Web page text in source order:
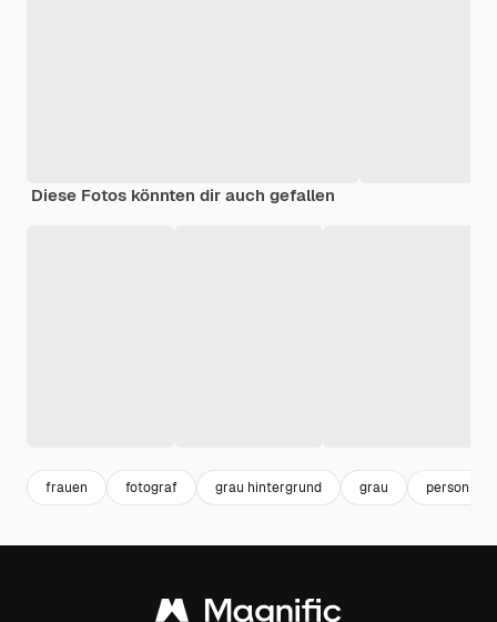
Diese Fotos könnten dir auch gefallen
frauen fotograf grau hintergrund grau person